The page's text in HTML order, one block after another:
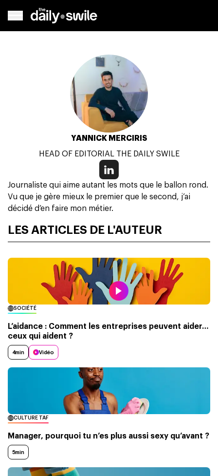
YANNICK MERCIRIS
HEAD OF EDITORIAL THE DAILY SWILE
Journaliste qui aime autant les mots que le ballon rond.
Vu que je gère mieux le premier que le second, j’ai
décidé d’en faire mon métier.
LES ARTICLES DE L'AUTEUR
SOCIÉTÉ
L’aidance : Comment les entreprises peuvent aider…
ceux qui aident ?
4min Vidéo
CULTURE TAF
Manager, pourquoi tu n’es plus aussi sexy qu’avant ?
5min